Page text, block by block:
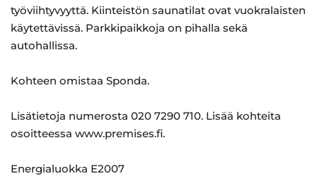
työviihtyvyyttä. Kiinteistön saunatilat ovat vuokralaisten
käytettävissä. Parkkipaikkoja on pihalla sekä
autohallissa.
Kohteen omistaa Sponda.
Lisätietoja numerosta 020 7290 710. Lisää kohteita
osoitteessa www.premises.fi.
Energialuokka E2007